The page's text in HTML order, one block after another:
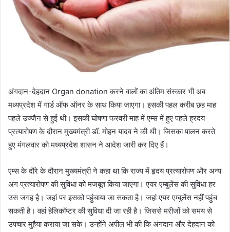
अंगदान-देहदान Organ donationकरने वालों का अंतिम संस्कार भी अब
मध्यप्रदेश में गार्ड ऑफ ऑनर के साथ किया जाएगा। इसकी पहल करीब छह माह
पहले उज्जैन से हुई थी। इसकी घोषणा फरवरी माह में एम्स में हुए पहले ह्रदय
प्रत्यारोपण के दौरान मुख्यमंत्री डॉ. मोहन यादव ने की थी। जिसका पालन करते
हुए मंगलवार को मध्यप्रदेश शासन ने आदेश जारी कर दिए हैं।
एम्स के दौरे के दौरान मुख्यमंत्री ने कहा था कि राज्य में हृदय प्रत्यारोपण और अन्य
अंग प्रत्यारोपण की सुविधा को मजबूत किया जाएगा। एयर एम्बुलेंस की सुविधा हर
उस जगह है। जहां पर इसको पहुंचाया जा सकता है। जहां एयर एम्बुलेंस नहीं पहुंच
सकती है। वहां हेलिकॉप्टर की सुविधा दी जा रही है। जिससे मरीजों को समय से
उपचार मुहैया कराया जा सके। उन्होंने अपील भी की कि अंगदान और देहदान को